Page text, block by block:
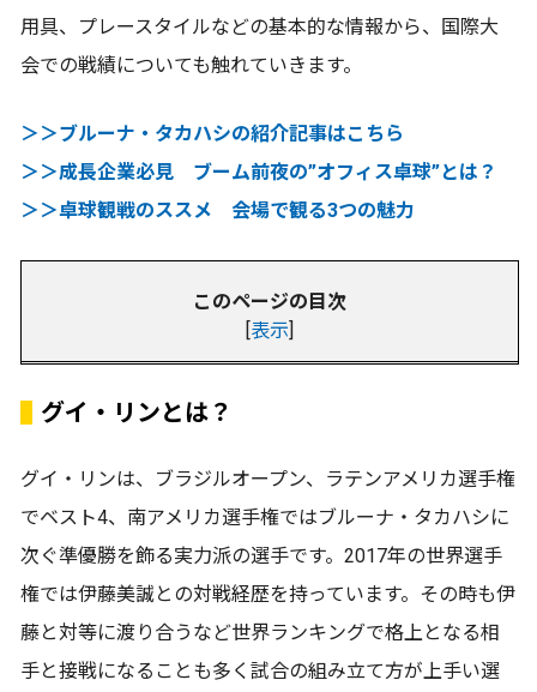
用具、プレースタイルなどの基本的な情報から、国際大
会での戦績についても触れていきます。
＞＞ブルーナ・タカハシの紹介記事はこちら
＞＞成長企業必見 ブーム前夜の”オフィス卓球”とは？
＞＞卓球観戦のススメ 会場で観る3つの魅力
このページの目次
[表示]
グイ・リンとは？
グイ・リンは、ブラジルオープン、ラテンアメリカ選手権
でベスト4、南アメリカ選手権ではブルーナ・タカハシに
次ぐ準優勝を飾る実力派の選手です。2017年の世界選手
権では伊藤美誠との対戦経歴を持っています。その時も伊
藤と対等に渡り合うなど世界ランキングで格上となる相
手と接戦になることも多く試合の組み立て方が上手い選